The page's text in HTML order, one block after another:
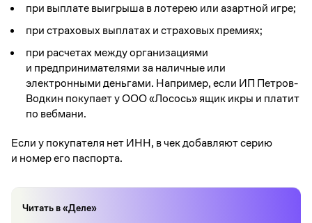
при выплате выигрыша в лотерею или азартной игре;
при страховых выплатах и страховых премиях;
при расчетах между организациями
и предпринимателями за наличные или
электронными деньгами. Например, если ИП Петров-
Водкин покупает у ООО «Лосось» ящик икры и платит
по вебмани.
Если у покупателя нет ИНН, в чек добавляют серию
и номер его паспорта.
Читать в «Деле»